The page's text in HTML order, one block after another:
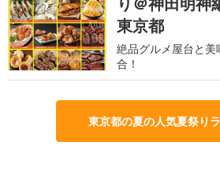
東京都
絶品グルメ屋台と
合！
東京都の夏の人気夏祭り